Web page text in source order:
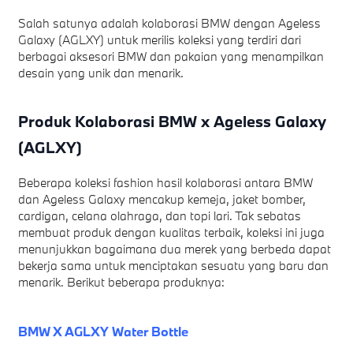
Salah satunya adalah kolaborasi BMW dengan Ageless
Galaxy (AGLXY) untuk merilis koleksi yang terdiri dari
berbagai aksesori BMW dan pakaian yang menampilkan
desain yang unik dan menarik.
Produk Kolaborasi BMW x Ageless Galaxy
(AGLXY)
Beberapa koleksi fashion hasil kolaborasi antara BMW
dan Ageless Galaxy mencakup kemeja, jaket bomber,
cardigan, celana olahraga, dan topi lari. Tak sebatas
membuat produk dengan kualitas terbaik, koleksi ini juga
menunjukkan bagaimana dua merek yang berbeda dapat
bekerja sama untuk menciptakan sesuatu yang baru dan
menarik. Berikut beberapa produknya:
BMW X AGLXY Water Bottle